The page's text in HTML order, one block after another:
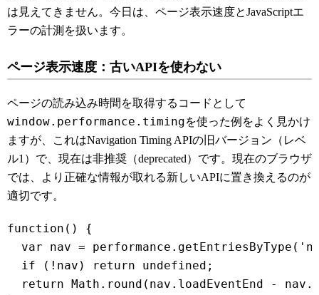
は見えてきません。今日は、ページ表示速度とJavaScriptエ
ラーの計測を扱います。
ページ表示速度：古いAPIを使わない
ページの読み込み時間を取得するコードとして
window.performance.timingを使った例をよく見かけ
ますが、これはNavigation Timing APIの旧バージョン（レベ
ル1）で、現在は非推奨（deprecated）です。現在のブラウザ
では、より正確な情報が取れる新しいAPIに置き換えるのが
適切です。
function() {
var nav =
  if (!nav) return undefined;
return Math.round(nav.loadEventEnd -